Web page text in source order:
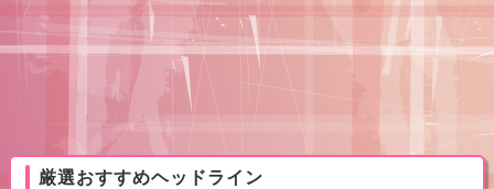
厳選おすすめヘッドライン